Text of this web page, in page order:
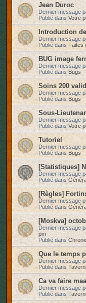
Jean Duroc
Dernier message
Publié dans Votre
Introduction
Dernier message
Publié dans Faites
BUG image
Dernier message
Publié dans Bugs
Soins 200
Dernier message
Publié dans Bugs
Sous-
Dernier message
Publié dans Votre
Tutoriel
Dernier message
Publié dans Bugs
[Statistiques]
Dernier message
Publié dans
[Règles]
Dernier message
Publié dans
[Moskva]
Dernier message
pm
Publié dans
Que le temps
Dernier message
Publié dans
Ca va faire
Dernier message
Publié dans